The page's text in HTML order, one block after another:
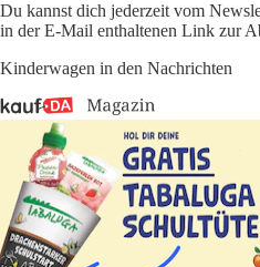
Du kannst dich jederzeit vom
in der E-Mail enthaltenen Link zur
Kinderwagen in den Nachrichten